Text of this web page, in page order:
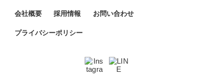
会社概要 採用情報 お問い合わせ
プライバシーポリシー